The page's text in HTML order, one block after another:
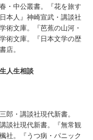
・中公叢書。『花を旅す
本人』神崎宣武・講談社
術文庫。『芭蕉の山河・
術文庫。『日本文学の歴
店。
人生相談
郎・講談社現代新書。
談社現代新書。『無常観
社。『うつ病・パニック